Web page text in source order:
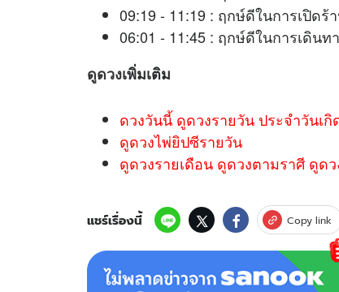
09:19 - 11:19 : ฤกษ์ดีในการเปิด
06:01 - 11:45 : ฤกษ์ดีในการเดิน
ดูดวงเพิ่มเติม
ดวงวันนี้ ดูดวงรายวัน ประจำวันเกิ
ดูดวงไพ่ยิปซีรายวัน
ดูดวงรายเดือน ดูดวงตามราศี ดูด
แชร์เรื่องนี้ Copy link